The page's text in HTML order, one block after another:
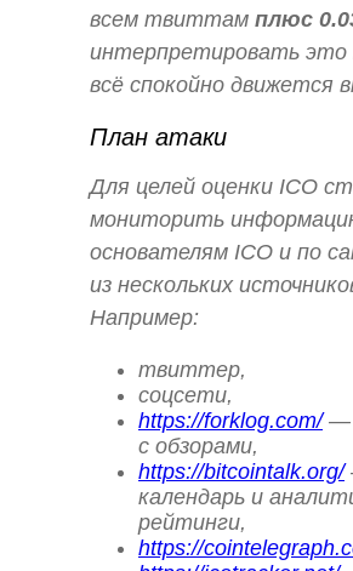
всем твиттам плюс
интерпретировать
всё спокойно движется
План атаки
Для целей оценки ICO
мониторить
основателям ICO и по
из нескольких
Например:
твиттер,
соцсети,
https://forklog.com/—
с обзорами,
https://bitcointalk.org/
календарь и
рейтинги,
https://